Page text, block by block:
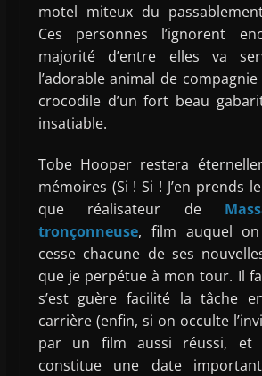
motel miteux du
Ces personnes l’ignorent
majorité d’entre elles va
l’adorable animal de
crocodile d’un fort beau
insatiable.
Tobe Hooper restera
mémoires (Si ! Si ! J’en prends
que réalisateur de
tronçonneuse, film auquel on
cesse chacune de ses
que je perpétue à mon tour. Il
s’est guère facilité la tâche
carrière (enfin, si on occulte
par un film aussi réussi,
constitue une date